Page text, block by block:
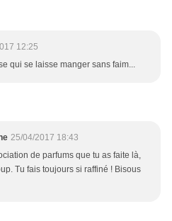
12:25
qui se laisse manger sans faim...
25/04/2017 18:43
de parfums que tu as faite là,
Tu fais toujours si raffiné ! Bisous